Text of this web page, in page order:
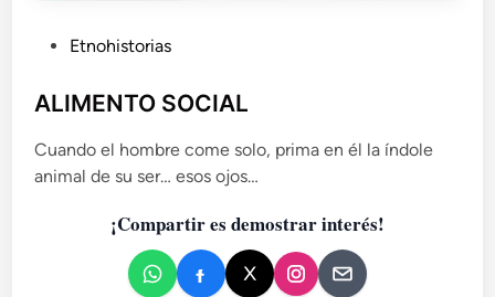
b
i
c
Etnohistorias
ALIMENTO SOCIAL
Cuando el hombre come solo, prima en él la índole
animal de su ser… esos ojos…
¡Compartir es demostrar interés!